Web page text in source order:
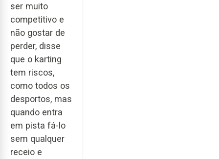
ser muito
competitivo e
não gostar de
perder, disse
que o karting
tem riscos,
como todos os
desportos, mas
quando entra
em pista fá-lo
sem qualquer
receio e